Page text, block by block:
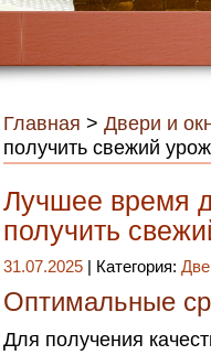
Главная > Двери и
получить свежий
Лучшее время
получить
31.07.2025 | Категория:
Оптимальные
Для получения